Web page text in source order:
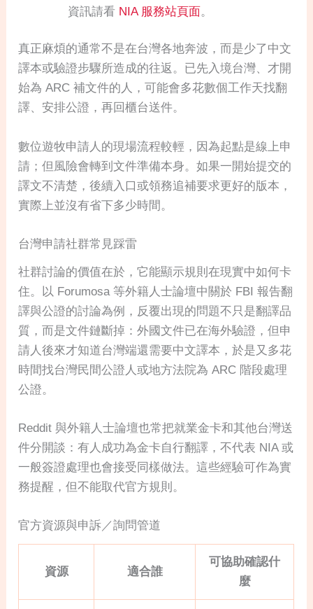
資訊請看 NIA 服務站頁面。
真正麻煩的通常不是在台灣各地奔波，而是少了中文
譯本或驗證步驟所造成的往返。已先入境台灣、才開
始為 ARC 補文件的人，可能會多花數個工作天找翻
譯、安排公證，再回櫃台送件。
數位遊牧申請人的現場流程較輕，因為起點是線上申
請；但風險會轉到文件準備本身。如果一開始提交的
譯文不清楚，後續入口或領務追補要求更好的版本，
實際上並沒有省下多少時間。
台灣申請社群常見踩雷
社群討論的價值在於，它能顯示規則在現實中如何卡
住。以 Forumosa 等外籍人士論壇中關於 FBI 報告翻
譯與公證的討論為例，反覆出現的問題不只是翻譯品
質，而是文件鏈斷掉：外國文件已在海外驗證，但申
請人後來才知道台灣端還需要中文譯本，於是又多花
時間找台灣民間公證人或地方法院為 ARC 階段處理
公證。
Reddit 與外籍人士論壇也常把就業金卡和其他台灣送
件分開談：有人成功為金卡自行翻譯，不代表 NIA 或
一般簽證處理也會接受同樣做法。這些經驗可作為實
務提醒，但不能取代官方規則。
官方資源與申訴／詢問管道
資源 適合誰
可協助確認什
麼